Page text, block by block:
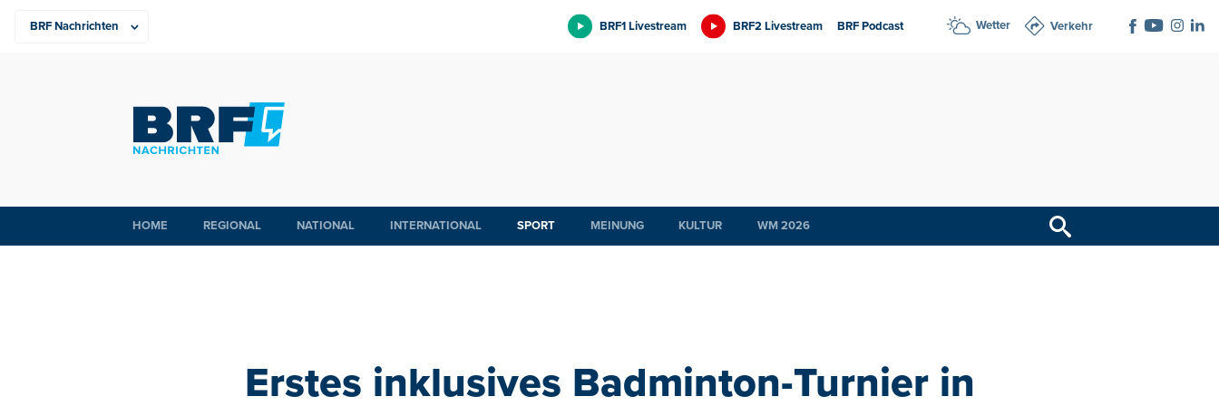
BRF1 Livestream BRF2 Livestream BRF Podcast Wetter Verkehr
HOME REGIONAL NATIONAL INTERNATIONAL SPORT MEINUNG KULTUR WM 2026
Erstes inklusives Badminton-Turnier in